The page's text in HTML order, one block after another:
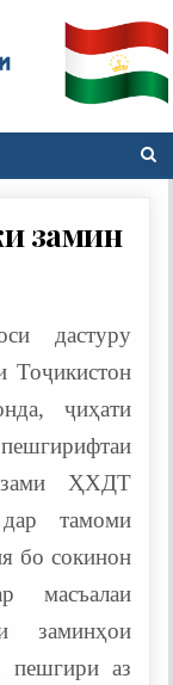
замин
дастуру
Тоҷикистон
ҷиҳати
ҲХДТ
тамоми
бо сокинон
масъалаи
заминҳои
пешгири аз